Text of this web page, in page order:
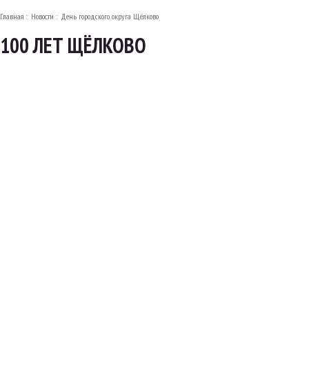
Главная Новости День городского округа Щёлково
100 ЛЕТ ЩЁЛКОВО